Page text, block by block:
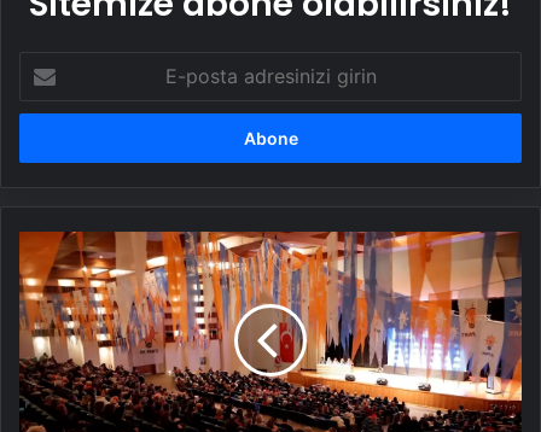
posta
adresinizi
Parti'li
Kaya,
partisinin
Muğla
kadın
kolları
kongresinde